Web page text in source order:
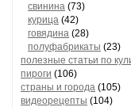
свинина (73)
курица (42)
говядина (28)
полуфабрикаты (23)
полезные статьи по
пироги (106)
страны и города (105)
видеорецепты (104)